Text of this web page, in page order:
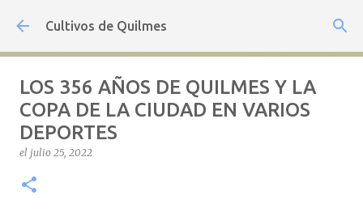
Ir al contenido principal
Cultivos de Quilmes
LOS 356 AÑOS DE QUILMES Y LA
COPA DE LA CIUDAD EN VARIOS
DEPORTES
el julio 25, 2022